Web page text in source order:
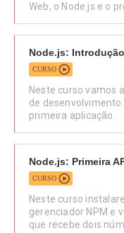
Web, o Node.js e o
Node.js: Introdução
CURSO
Neste curso vamos
de
primeira aplicação.
Node.js: Primeira
CURSO
Neste curso
gerenciador NPM e
que recebe dois